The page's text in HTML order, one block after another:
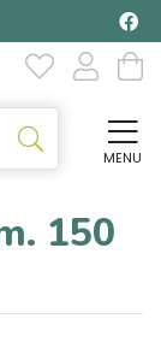
MENU
150